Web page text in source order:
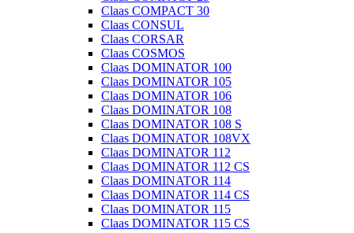
Claas COMPACT 30
Claas CONSUL
Claas CORSAR
Claas COSMOS
Claas DOMINATOR 100
Claas DOMINATOR 105
Claas DOMINATOR 106
Claas DOMINATOR 108
Claas DOMINATOR 108 S
Claas DOMINATOR 108VX
Claas DOMINATOR 112
Claas DOMINATOR 112 CS
Claas DOMINATOR 114
Claas DOMINATOR 114 CS
Claas DOMINATOR 115
Claas DOMINATOR 115 CS